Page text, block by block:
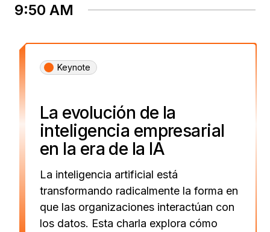
9:50 AM
Keynote
La evolución de la
inteligencia empresarial
en la era de la IA
La inteligencia artificial está
transformando radicalmente la forma en
que las organizaciones interactúan con
los datos. Esta charla explora cómo